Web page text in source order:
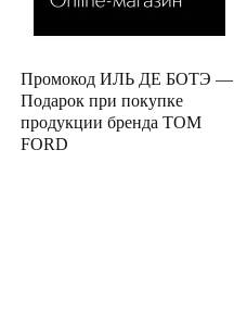
Промокод ИЛЬ ДЕ БОТЭ —
Подарок при покупке
продукции бренда TOM
FORD